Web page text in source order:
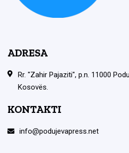
ADRESA
Rr. "Zahir Pajaziti", p.n. 11000
Kosovës.
KONTAKTI
info@podujevapress.net